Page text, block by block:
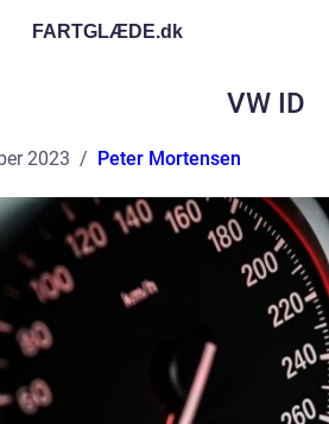
FARTGLÆDE.dk
VW ID
2023 Peter Mortensen